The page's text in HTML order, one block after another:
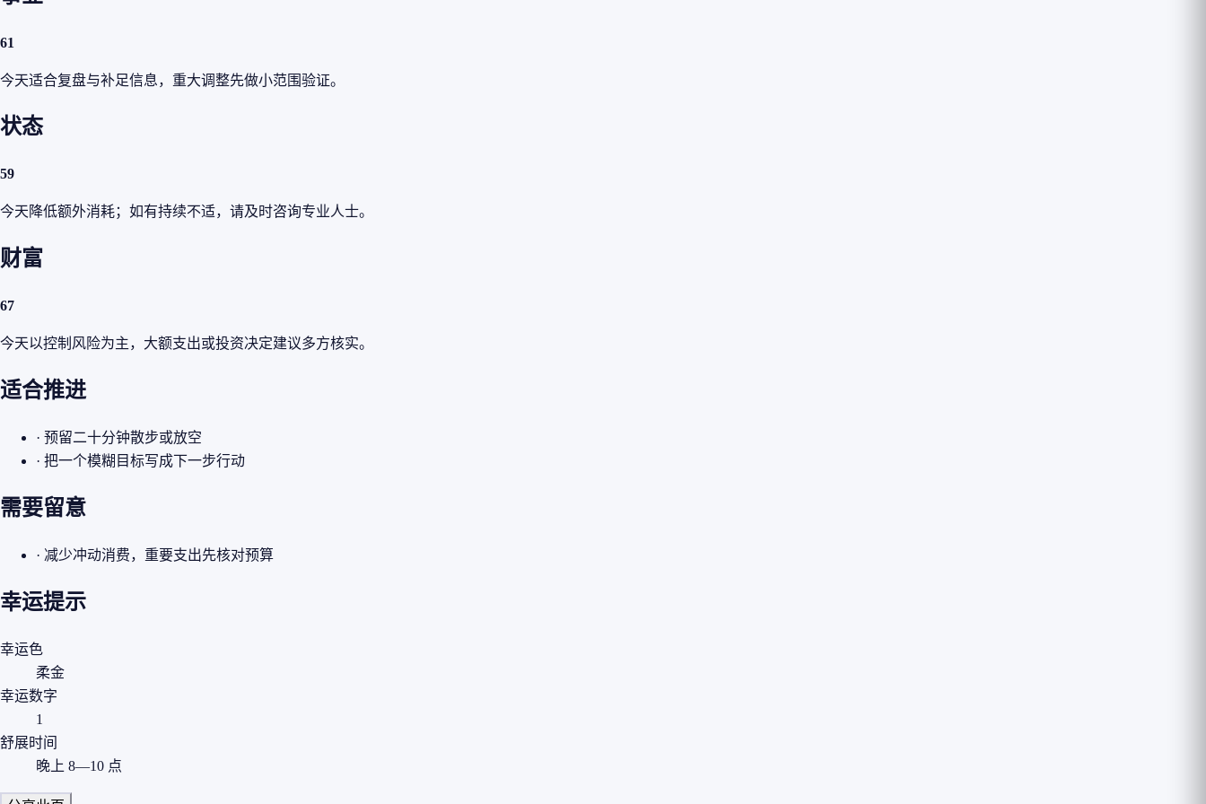
61
今天适合复盘与补足信息，重大调整先做小范围验证。
状态
59
今天降低额外消耗；如有持续不适，请及时咨询专业人士。
财富
67
今天以控制风险为主，大额支出或投资决定建议多方核实。
适合推进
· 预留二十分钟散步或放空
· 把一个模糊目标写成下一步行动
需要留意
· 减少冲动消费，重要支出先核对预算
幸运提示
幸运色
柔金
幸运数字
1
舒展时间
晚上 8—10 点